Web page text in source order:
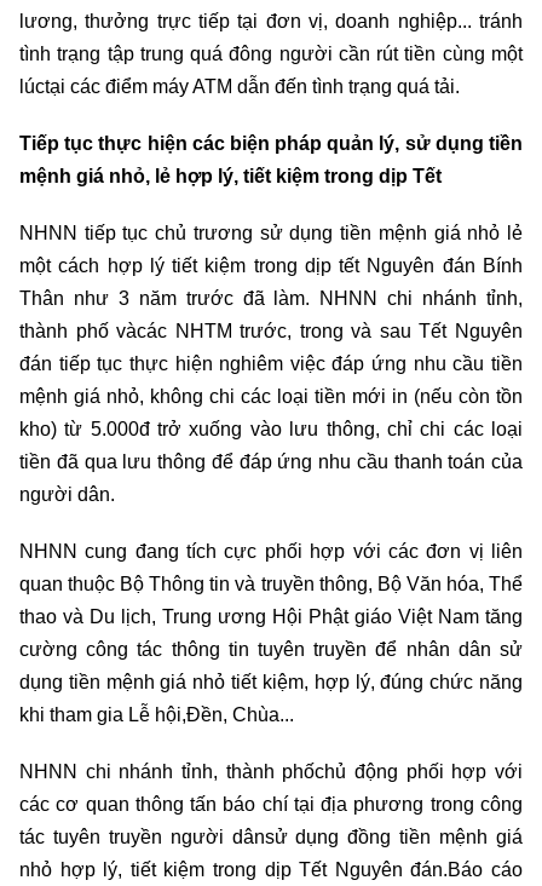
lương, thưởng trực tiếp tại đơn vị, doanh nghiệp... tránh
tình trạng tập trung quá đông người cần rút tiền cùng một
lúctại các điểm máy ATM dẫn đến tình trạng quá tải.
Tiếp tục thực hiện các biện pháp quản lý, sử dụng tiền
mệnh giá nhỏ, lẻ hợp lý, tiết kiệm trong dịp Tết
NHNN tiếp tục chủ trương sử dụng tiền mệnh giá nhỏ lẻ
một cách hợp lý tiết kiệm trong dịp tết Nguyên đán Bính
Thân như 3 năm trước đã làm. NHNN chi nhánh tỉnh,
thành phố vàcác NHTM trước, trong và sau Tết Nguyên
đán tiếp tục thực hiện nghiêm việc đáp ứng nhu cầu tiền
mệnh giá nhỏ, không chi các loại tiền mới in (nếu còn tồn
kho) từ 5.000đ trở xuống vào lưu thông, chỉ chi các loại
tiền đã qua lưu thông để đáp ứng nhu cầu thanh toán của
người dân.
NHNN cung đang tích cực phối hợp với các đơn vị liên
quan thuộc Bộ Thông tin và truyền thông, Bộ Văn hóa, Thể
thao và Du lịch, Trung ương Hội Phật giáo Việt Nam tăng
cường công tác thông tin tuyên truyền để nhân dân sử
dụng tiền mệnh giá nhỏ tiết kiệm, hợp lý, đúng chức năng
khi tham gia Lễ hội,Đền, Chùa...
NHNN chi nhánh tỉnh, thành phốchủ động phối hợp với
các cơ quan thông tấn báo chí tại địa phương trong công
tác tuyên truyền người dânsử dụng đồng tiền mệnh giá
nhỏ hợp lý, tiết kiệm trong dịp Tết Nguyên đán.Báo cáo